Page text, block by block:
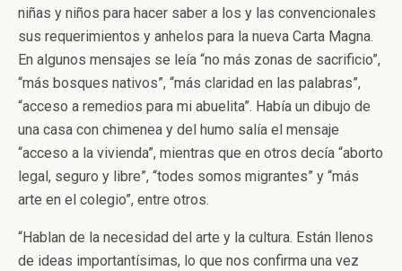
niñas y niños para hacer saber a los y las convencionales
sus requerimientos y anhelos para la nueva Carta Magna.
En algunos mensajes se leía “no más zonas de sacrificio”,
“más bosques nativos”, “más claridad en las palabras”,
“acceso a remedios para mi abuelita”. Había un dibujo de
una casa con chimenea y del humo salía el mensaje
“acceso a la vivienda”, mientras que en otros decía “aborto
legal, seguro y libre”, “todes somos migrantes” y “más
arte en el colegio”, entre otros.
“Hablan de la necesidad del arte y la cultura. Están llenos
de ideas importantísimas, lo que nos confirma una vez